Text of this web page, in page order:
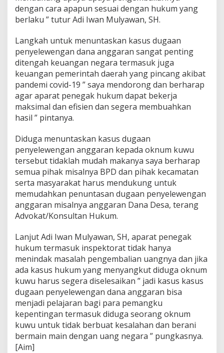
dengan cara apapun sesuai dengan hukum yang
berlaku ” tutur Adi Iwan Mulyawan, SH.
Langkah untuk menuntaskan kasus dugaan
penyelewengan dana anggaran sangat penting
ditengah keuangan negara termasuk juga
keuangan pemerintah daerah yang pincang akibat
pandemi covid-19 ” saya mendorong dan berharap
agar aparat penegak hukum dapat bekerja
maksimal dan efisien dan segera membuahkan
hasil ” pintanya.
Diduga menuntaskan kasus dugaan
penyelewengan anggaran kepada oknum kuwu
tersebut tidaklah mudah makanya saya berharap
semua pihak misalnya BPD dan pihak kecamatan
serta masyarakat harus mendukung untuk
memudahkan penuntasan dugaan penyelewengan
anggaran misalnya anggaran Dana Desa, terang
Advokat/Konsultan Hukum.
Lanjut Adi Iwan Mulyawan, SH, aparat penegak
hukum termasuk inspektorat tidak hanya
menindak masalah pengembalian uangnya dan jika
ada kasus hukum yang menyangkut diduga oknum
kuwu harus segera diselesaikan ” jadi kasus kasus
dugaan penyelewengan dana anggaran bisa
menjadi pelajaran bagi para pemangku
kepentingan termasuk diduga seorang oknum
kuwu untuk tidak berbuat kesalahan dan berani
bermain main dengan uang negara ” pungkasnya.
[Aim]